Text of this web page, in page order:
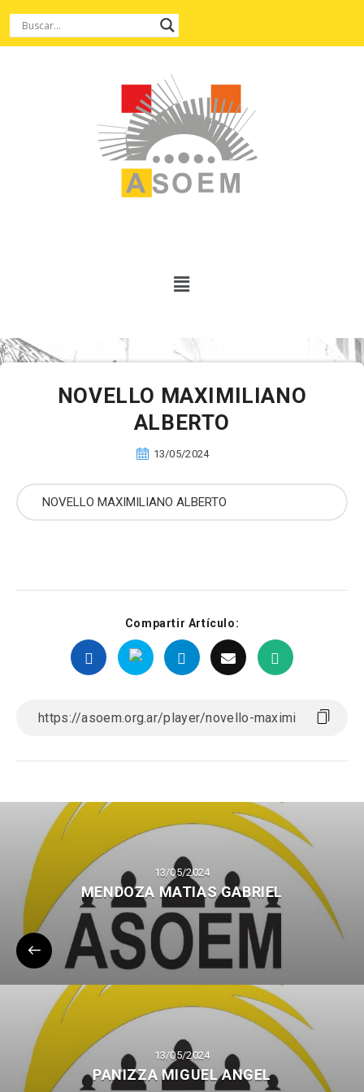
NOVELLO MAXIMILIANO
ALBERTO
13/05/2024
Compartir Artículo:
13/05/2024
MENDOZA MATIAS GABRIEL
13/05/2024
PANIZZA MIGUEL ANGEL